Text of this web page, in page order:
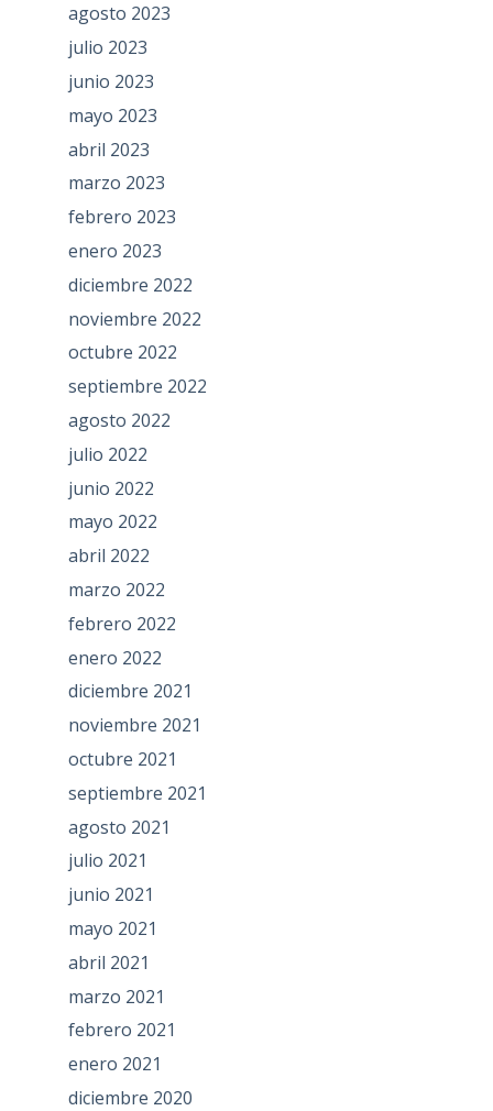
agosto 2023
julio 2023
junio 2023
mayo 2023
abril 2023
marzo 2023
febrero 2023
enero 2023
diciembre 2022
noviembre 2022
octubre 2022
septiembre 2022
agosto 2022
julio 2022
junio 2022
mayo 2022
abril 2022
marzo 2022
febrero 2022
enero 2022
diciembre 2021
noviembre 2021
octubre 2021
septiembre 2021
agosto 2021
julio 2021
junio 2021
mayo 2021
abril 2021
marzo 2021
febrero 2021
enero 2021
diciembre 2020